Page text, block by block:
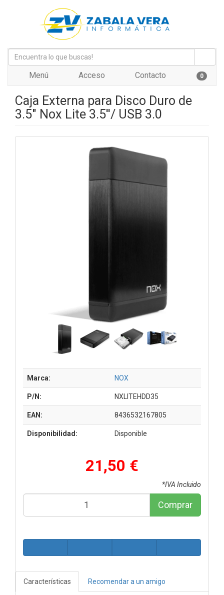
Menú Acceso Contacto 0
Caja Externa para Disco Duro de
3.5" Nox Lite 3.5''/ USB 3.0
Marca: NOX
P/N: NXLITEHDD35
EAN: 8436532167805
Disponibilidad: Disponible
21,50 €
*IVA Incluido
Comprar
Características Recomendar a un amigo